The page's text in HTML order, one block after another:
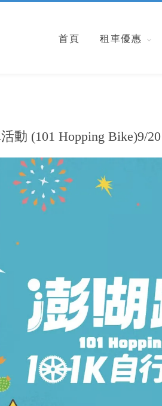
首頁 租車優惠
動 (101 Hopping Bike)9/20